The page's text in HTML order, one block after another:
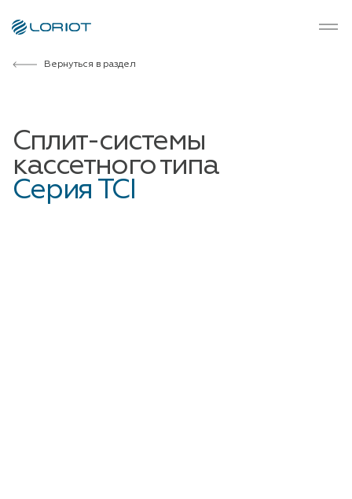
Вернуться в раздел
Сплит-системы
кассетного типа
Серия TCI